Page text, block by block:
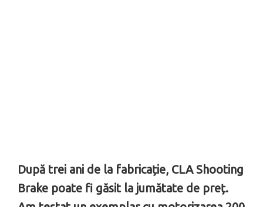
După trei ani de la fabricație, CLA Shooting
Brake poate fi găsit la jumătate de preț.